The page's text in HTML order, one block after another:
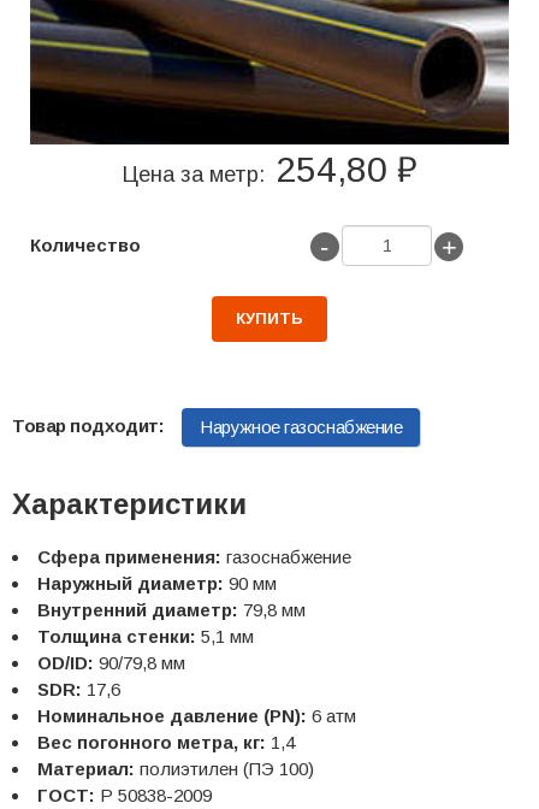
Цена за метр: 254,80 ₽
Количество - +
КУПИТЬ
Наружное газоснабжение
Характеристики
Сфера применения: газоснабжение
Наружный диаметр: 90 мм
Внутренний диаметр: 79,8 мм
Толщина стенки: 5,1 мм
OD/ID: 90/79,8 мм
SDR: 17,6
Номинальное давление (PN): 6 атм
Вес погонного метра, кг: 1,4
Материал: полиэтилен (ПЭ 100)
ГОСТ: Р 50838-2009